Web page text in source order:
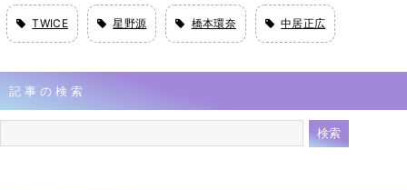
TWICE 星野源 橋本環奈 中居正広
記事の検索